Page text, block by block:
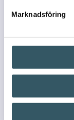
Marknadsföring